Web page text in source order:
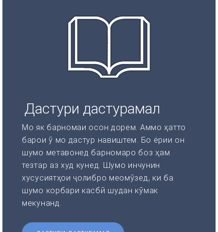
Дастури дастурамал
Мо як барномаи осон дорем. Аммо ҳатто
барои ӯ мо дастур навиштем. Бо ёрии он
шумо метавонед барномаро боз ҳам
тезтар аз худ кунед. Шумо инчунин
хусусиятҳои ҷолибро меомӯзед, ки ба
шумо корбари касбӣ шудан кӯмак
мекунанд.